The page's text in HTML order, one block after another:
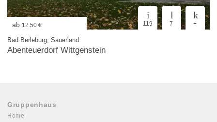
ab 12.50 € 119 7 +
Bad Berleburg, Sauerland
Abenteuerdorf Wittgenstein
Gruppenhaus
Home